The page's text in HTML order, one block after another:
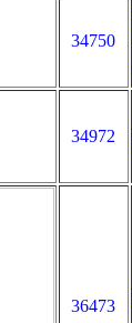
34750
34972
36473